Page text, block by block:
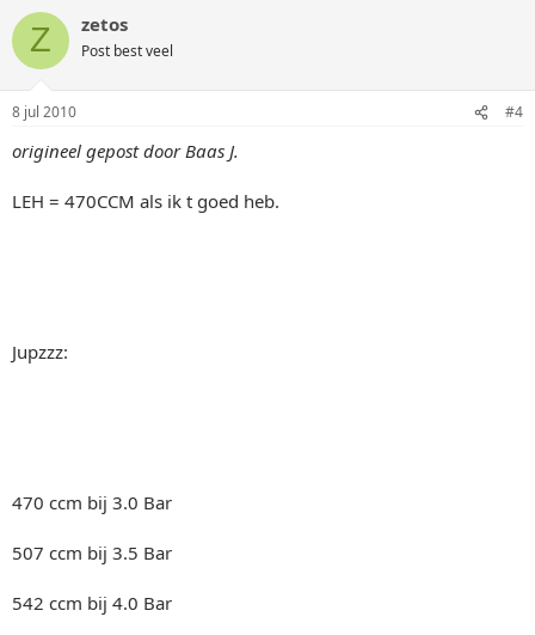
Z zetos
Post best veel
8 jul 2010 #4
origineel gepost door Baas J.
LEH = 470CCM als ik t goed heb.
Jupzzz:
470 ccm bij 3.0 Bar
507 ccm bij 3.5 Bar
542 ccm bij 4.0 Bar